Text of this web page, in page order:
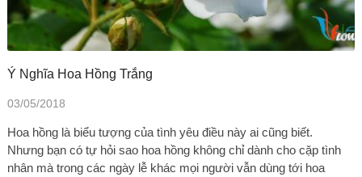
Ý Nghĩa Hoa Hồng Trắng
03/05/2018
Hoa hồng là biểu tượng của tình yêu điều này ai cũng biết.
Nhưng bạn có tự hỏi sao hoa hồng không chỉ dành cho cặp tình
nhân mà trong các ngày lễ khác mọi người vẫn dùng tới hoa